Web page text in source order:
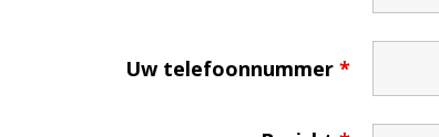
Uw telefoonnummer *